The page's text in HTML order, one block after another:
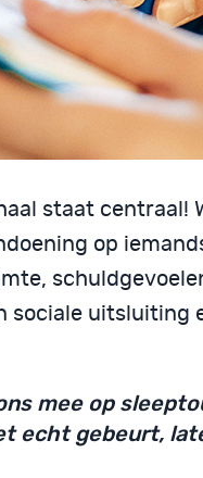
staat centraal!
op
sociale uitsluiting
mee op
echt gebeurt,